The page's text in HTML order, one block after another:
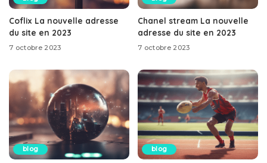
Coflix La nouvelle adresse
du site en 2023
7 octobre 2023
Chanel stream La nouvelle
adresse du site en 2023
7 octobre 2023
blog blog